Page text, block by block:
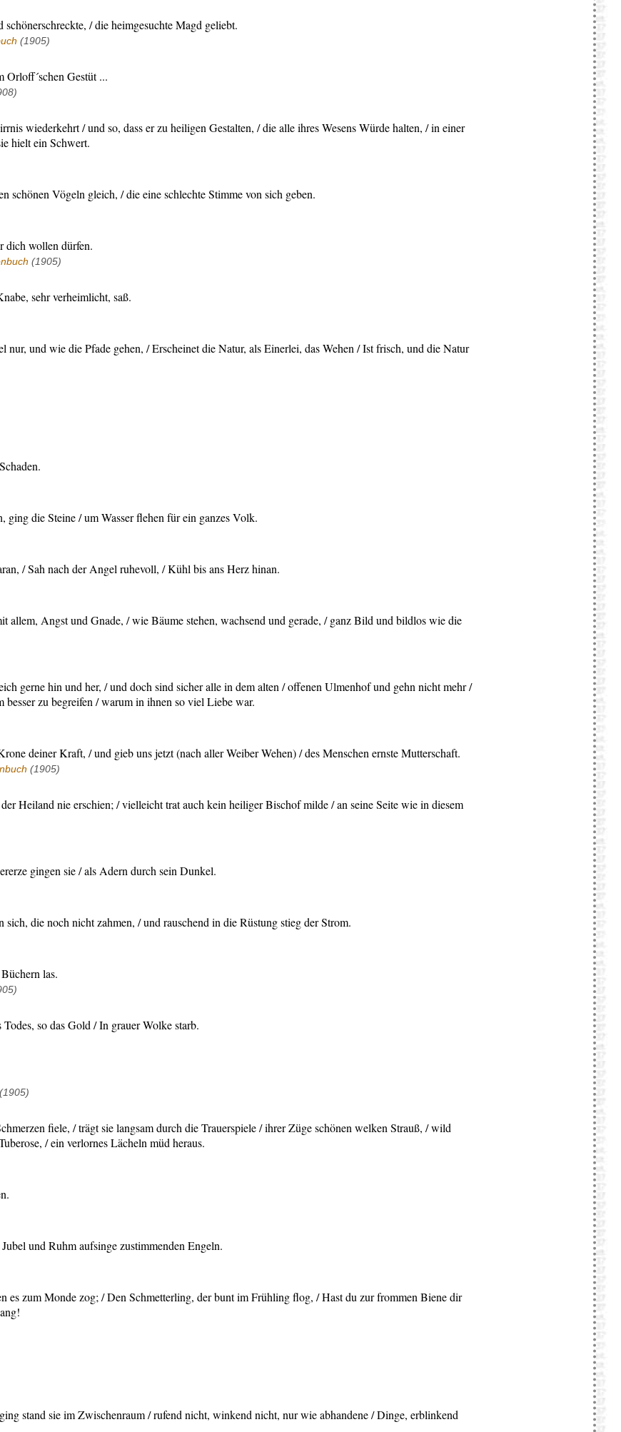
/ die heimgesuchte Magd geliebt.
(1905)
Orloff´schen Gestüt ...
wiederkehrt / und so, dass er zu heiligen Gestalten, / die alle ihres Wesens Würde halten, / in einer
hielt ein Schwert.
schönen Vögeln gleich, / die eine schlechte Stimme von sich geben.
dich wollen dürfen.
(1905)
sehr verheimlicht, saß.
und wie die Pfade gehen, / Erscheinet die Natur, als Einerlei, das Wehen / Ist frisch, und die Natur
die Steine / um Wasser flehen für ein ganzes Volk.
/ Sah nach der Angel ruhevoll, / Kühl bis ans Herz hinan.
allem, Angst und Gnade, / wie Bäume stehen, wachsend und gerade, / ganz Bild und bildlos wie die
gerne hin und her, / und doch sind sicher alle in dem alten / offenen Ulmenhof und gehn nicht mehr /
zu begreifen / warum in ihnen so viel Liebe war.
deiner Kraft, / und gieb uns jetzt (nach aller Weiber Wehen) / des Menschen ernste Mutterschaft.
(1905)
Heiland nie erschien; / vielleicht trat auch kein heiliger Bischof milde / an seine Seite wie in diesem
gingen sie / als Adern durch sein Dunkel.
die noch nicht zahmen, / und rauschend in die Rüstung stieg der Strom.
las.
so das Gold / In grauer Wolke starb.
(1905)
fiele, / trägt sie langsam durch die Trauerspiele / ihrer Züge schönen welken Strauß, / wild
/ ein verlornes Lächeln müd heraus.
und Ruhm aufsinge zustimmenden Engeln.
es zum Monde zog; / Den Schmetterling, der bunt im Frühling flog, / Hast du zur frommen Biene dir
stand sie im Zwischenraum / rufend nicht, winkend nicht, nur wie abhandene / Dinge, erblinkend